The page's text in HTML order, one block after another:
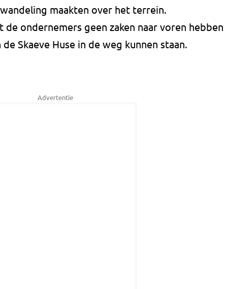
maakten over het terrein.
ondernemers geen zaken naar voren hebben
Skaeve Huse in de weg kunnen staan.
Advertentie